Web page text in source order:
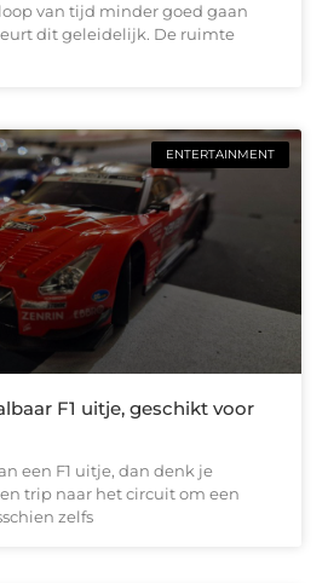
van tijd minder goed gaan
dit geleidelijk. De ruimte
ENTERTAINMENT
F1 uitje, geschikt voor
een F1 uitje, dan denk je
trip naar het circuit om een
zelfs